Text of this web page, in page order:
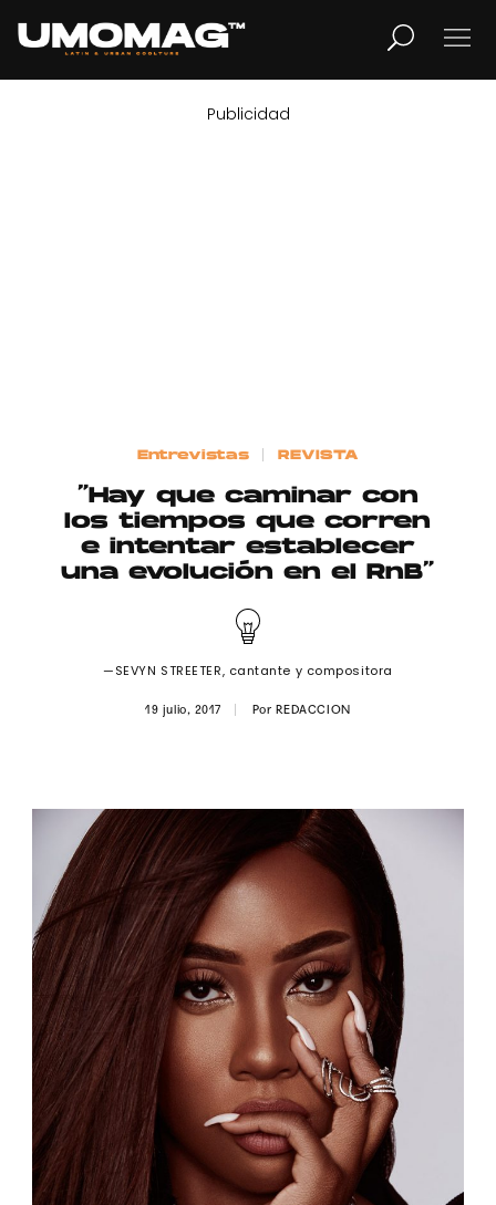
LIFESTYLE
Publicidad
Contacto
© 2015-2022 UMOMAG. PROPIEDAD DE UMO agency. TODOS LOS
Publicidad
Entrevistas REVISTA
“Hay que caminar con
los tiempos que corren
e intentar establecer
una evolución en el RnB”
—SEVYN STREETER, cantante y compositora
19 julio, 2017 Por REDACCION